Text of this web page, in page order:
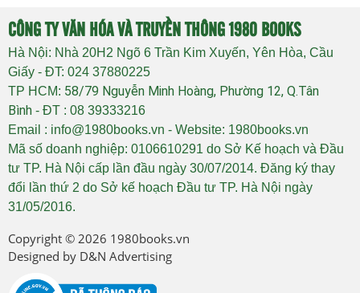
CÔNG TY VĂN HÓA VÀ TRUYỀN THÔNG 1980 BOOKS
Hà Nội: Nhà 20H2 Ngõ 6 Trần Kim Xuyến, Yên Hòa, Cầu
Giấy - ĐT: 024 37880225
TP HCM: 58/79 Nguyễn Minh Hoàng, Phường 12, Q.Tân
Bình - ĐT : 08 39333216
Email : info@1980books.vn - Website: 1980books.vn
Mã số doanh nghiệp: 0106610291 do Sở Kế hoạch và Đầu
tư TP. Hà Nội cấp lần đầu ngày 30/07/2014. Đăng ký thay
đổi lần thứ 2 do Sở kế hoạch Đầu tư TP. Hà Nội ngày
31/05/2016.
Copyright © 2026 1980books.vn
Designed by D&N Advertising